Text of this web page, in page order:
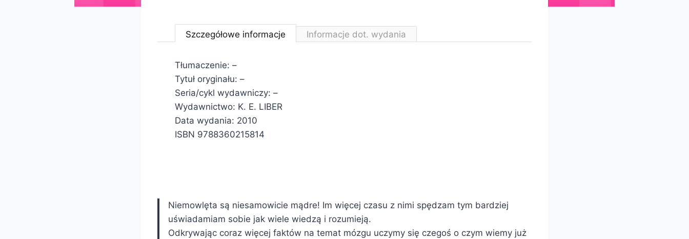
Szczegółowe informacje Informacje dot. wydania
Tłumaczenie: –
Tytuł oryginału: –
Seria/cykl wydawniczy: –
Wydawnictwo: K. E. LIBER
Data wydania: 2010
ISBN 9788360215814
Niemowlęta są niesamowicie mądre! Im więcej czasu z nimi spędzam tym bardziej
uświadamiam sobie jak wiele wiedzą i rozumieją.
Odkrywając coraz więcej faktów na temat mózgu uczymy się czegoś o czym wiemy już